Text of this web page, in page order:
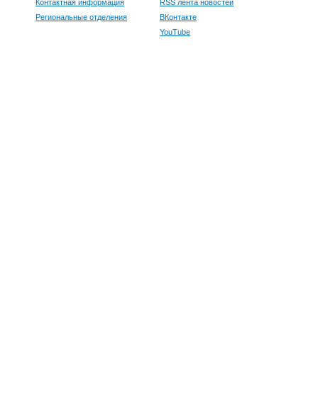
Контактная информация
Региональные отделения
RSS лента новостей
ВКонтакте
YouTube